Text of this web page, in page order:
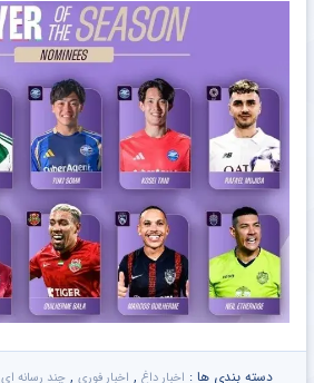
دسته بندی ها : اخبار داغ , اخبار فوری , چند رسانه ای